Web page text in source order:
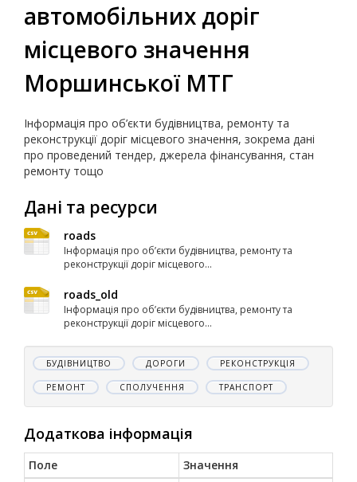
автомобільних доріг
місцевого значення
Моршинської МТГ
Інформація про об’єкти будівництва, ремонту та
реконструкції доріг місцевого значення, зокрема дані
про проведений тендер, джерела фінансування, стан
ремонту тощо
Дані та ресурси
roads
Інформація про об’єкти будівництва, ремонту та
реконструкції доріг місцевого...
roads_old
Інформація про об’єкти будівництва, ремонту та
реконструкції доріг місцевого...
БУДІВНИЦТВО ДОРОГИ РЕКОНСТРУКЦІЯ
РЕМОНТ СПОЛУЧЕННЯ ТРАНСПОРТ
Додаткова інформація
Поле
Значення